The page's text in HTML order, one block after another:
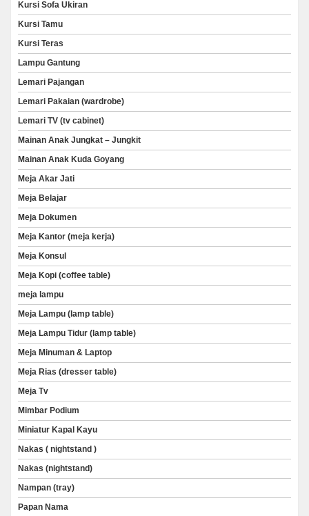
Kursi Sofa Ukiran
Kursi Tamu
Kursi Teras
Lampu Gantung
Lemari Pajangan
Lemari Pakaian (wardrobe)
Lemari TV (tv cabinet)
Mainan Anak Jungkat – Jungkit
Mainan Anak Kuda Goyang
Meja Akar Jati
Meja Belajar
Meja Dokumen
Meja Kantor (meja kerja)
Meja Konsul
Meja Kopi (coffee table)
meja lampu
Meja Lampu (lamp table)
Meja Lampu Tidur (lamp table)
Meja Minuman & Laptop
Meja Rias (dresser table)
Meja Tv
Mimbar Podium
Miniatur Kapal Kayu
Nakas ( nightstand )
Nakas (nightstand)
Nampan (tray)
Papan Nama